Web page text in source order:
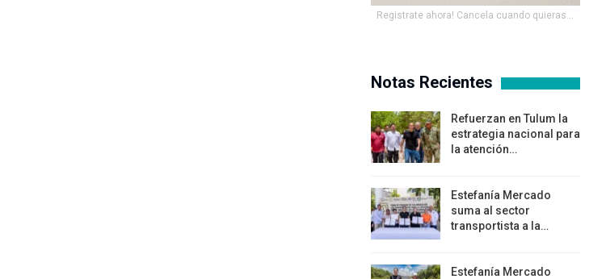
Registrate ahora! Cancela cuando quieras...
Notas Recientes
Refuerzan en Tulum la
estrategia nacional para
la atención…
Estefanía Mercado
suma al sector
transportista a la…
Estefanía Mercado